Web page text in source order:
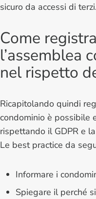
sicuro da accessi di terzi.
Come
l’assemblea
nel rispetto
Ricapitolando quindi
condominio è possibile
rispettando il GDPR e
Le best practice da
Informare i
Spiegare il perché